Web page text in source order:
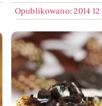
Opublikowano: 2014